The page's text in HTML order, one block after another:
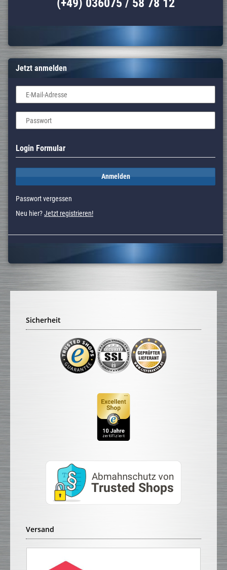
(+49) 036075 / 58 78 12
Jetzt anmelden
E-Mail-Adresse
Passwort
Login Formular
Anmelden
Passwort vergessen
Neu hier?Jetzt registrieren!
Sicherheit
Versand